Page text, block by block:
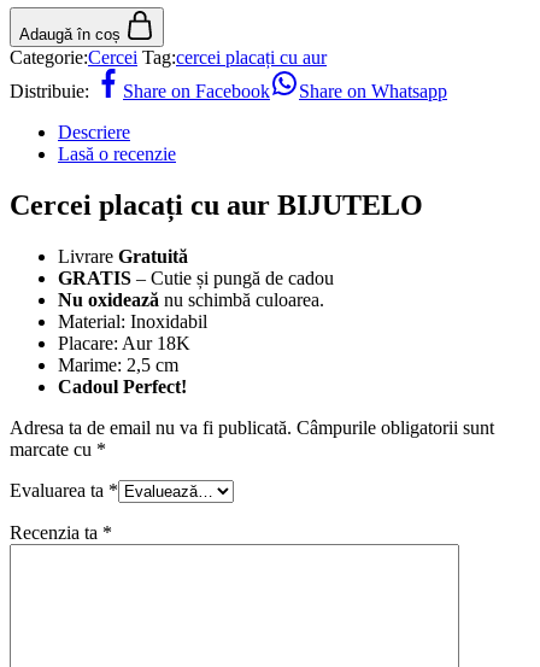
Adaugă în coș
Categorie:Cercei Tag:cercei placați cu aur
Distribuie:
Share on Facebook
Share on Whatsapp
Descriere
Lasă o recenzie
Cercei placați cu aur BIJUTELO
Livrare Gratuită
GRATIS – Cutie și pungă de cadou
Nu oxidează nu schimbă culoarea.
Material: Inoxidabil
Placare: Aur 18K
Marime: 2,5 cm
Cadoul Perfect!
Adresa ta de email nu va fi publicată. Câmpurile obligatorii sunt
marcate cu *
Evaluarea ta *
Recenzia ta *